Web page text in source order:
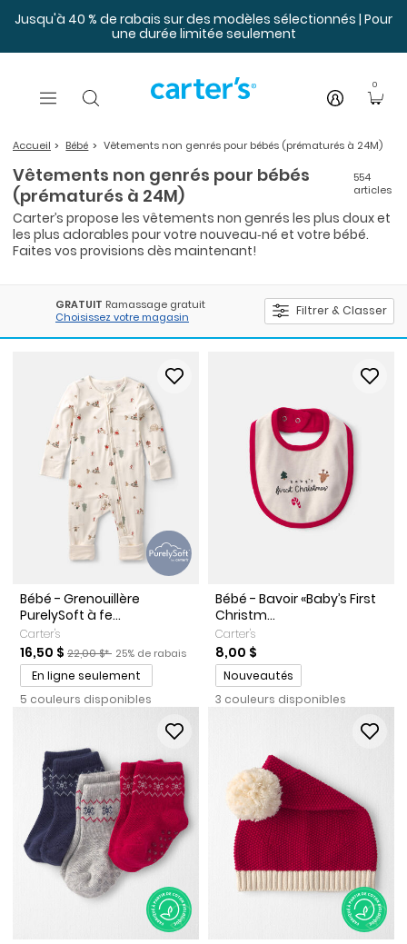
Jusqu'à 40 % de rabais sur des modèles sélectionnés | Pour
une durée limitée seulement
0
Accueil Bébé Vêtements non genrés pour bébés (prématurés à 24M)
Vêtements non genrés pour bébés
(prématurés à 24M)
554
articles
Carter’s propose les vêtements non genrés les plus doux et
les plus adorables pour votre nouveau‑né et votre bébé.
Faites vos provisions dès maintenant!
GRATUIT Ramassage gratuit
Choisissez votre magasin
Filtrer & Classer
Bébé - Grenouillère
PurelySoft à fe...
Carter's
Prix de solde
16,50 $ Prix ​​de détail suggéré par le fabricant
22,00 $* Pourcentage de rabais
25% de rabais
En ligne seulement
5 couleurs disponibles
Bébé - Bavoir «Baby’s First
Christm...
Carter's
8,00 $
Promotions
Nouveautés
3 couleurs disponibles